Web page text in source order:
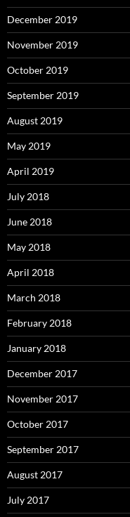
December 2019
November 2019
October 2019
September 2019
August 2019
May 2019
April 2019
July 2018
June 2018
May 2018
April 2018
March 2018
February 2018
January 2018
December 2017
November 2017
October 2017
September 2017
August 2017
July 2017